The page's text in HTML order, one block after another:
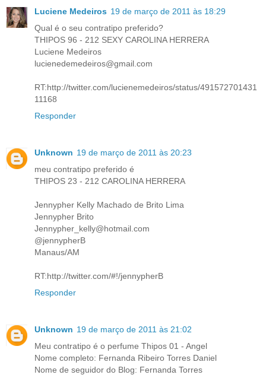
Luciene Medeiros 19 de março de 2011 às 18:29
Qual é o seu contratipo preferido?
THIPOS 96 - 212 SEXY CAROLINA HERRERA
Luciene Medeiros
lucienedemedeiros@gmail.com
RT:http://twitter.com/lucienemedeiros/status/491572701431
11168
Responder
Unknown 19 de março de 2011 às 20:23
meu contratipo preferido é
THIPOS 23 - 212 CAROLINA HERRERA
Jennypher Kelly Machado de Brito Lima
Jennypher Brito
Jennypher_kelly@hotmail.com
@jennypherB
Manaus/AM
RT:http://twitter.com/#!/jennypherB
Responder
Unknown 19 de março de 2011 às 21:02
Meu contratipo é o perfume Thipos 01 - Angel
Nome completo: Fernanda Ribeiro Torres Daniel
Nome de seguidor do Blog: Fernanda Torres